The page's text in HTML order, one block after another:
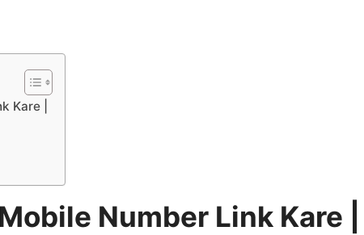
Kare |
Number Link Kare |